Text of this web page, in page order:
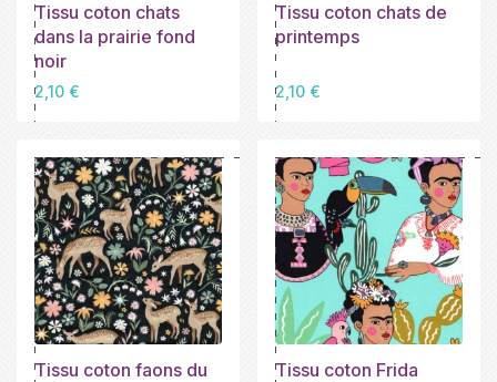
Tissu coton chats
dans la prairie fond
noir
Prix
2,10 €
Tissu coton chats de
printemps
Prix
2,10 €
Tissu coton faons du
Tissu coton Frida